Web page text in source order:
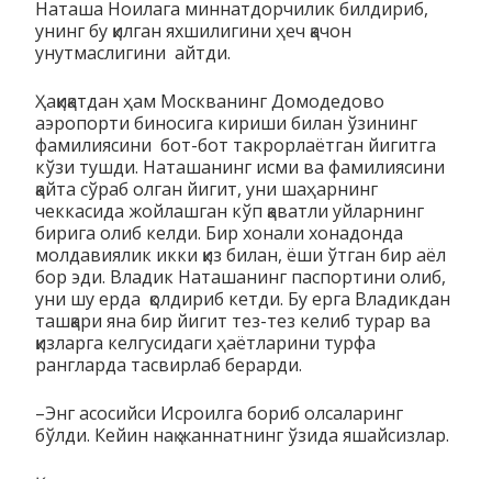
Наташа Ноилага миннатдорчилик билдириб,
унинг бу қилган яхшилигини ҳеч қачон
унутмаслигини айтди.
Ҳақиқатдан ҳам Москванинг Домодедово
аэропорти биносига кириши билан ўзининг
фамилиясини бот-бот такрорлаётган йигитга
кўзи тушди. Наташанинг исми ва фамилиясини
қайта сўраб олган йигит, уни шаҳарнинг
чеккасида жойлашган кўп қаватли уйларнинг
бирига олиб келди. Бир хонали хонадонда
молдавиялик икки қиз билан, ёши ўтган бир аёл
бор эди. Владик Наташанинг паспортини олиб,
уни шу ерда қолдириб кетди. Бу ерга Владикдан
ташқари яна бир йигит тез-тез келиб турар ва
қизларга келгусидаги ҳаётларини турфа
рангларда тасвирлаб берарди.
–Энг асосийси Исроилга бориб олсаларинг
бўлди. Кейин нақ жаннатнинг ўзида яшайсизлар.